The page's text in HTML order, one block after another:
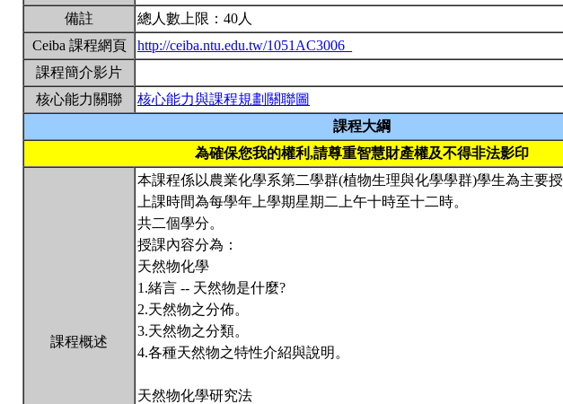
備註
總人數上限：40人
Ceiba 課程網頁
http://ceiba.ntu.edu.tw/1051AC3006_
課程簡介影片
核心能力關聯
核心能力與課程規劃關聯圖
課程大綱
為確保您我的權利,請尊重智慧財產權及不得非法影印
課程概述
本課程係以農業化學系第二學群(植物生理與化學學群)學生為主要
上課時間為每學年上學期星期二上午十時至十二時。
共二個學分。
授課內容分為：
天然物化學
1.緒言 -- 天然物是什麼?
2.天然物之分佈。
3.天然物之分類。
4.各種天然物之特性介紹與說明。
天然物化學研究法